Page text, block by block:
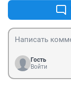
Гость
Войти